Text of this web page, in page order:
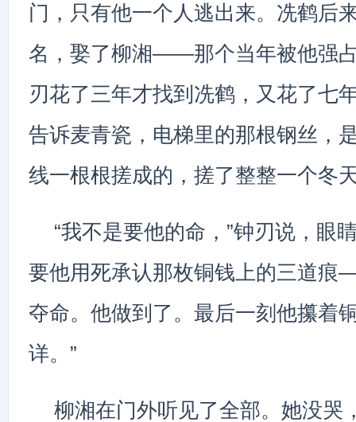
门，只有他一个人逃出来。冼鹤后
名，娶了柳湘——那个当年被他强
刃花了三年才找到冼鹤，又花了七
告诉麦青瓷，电梯里的那根钢丝，
线一根根搓成的，搓了整整一个冬
“我不是要他的命，”钟刃说，眼
要他用死承认那枚铜钱上的三道
夺命。他做到了。最后一刻他攥着
详。”
柳湘在门外听见了全部。她没哭